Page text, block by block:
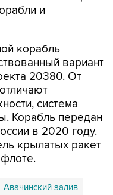
корабль
20380. От
система
Корабль передан
в 2020 году.
крылатых ракет
Авачинский залив